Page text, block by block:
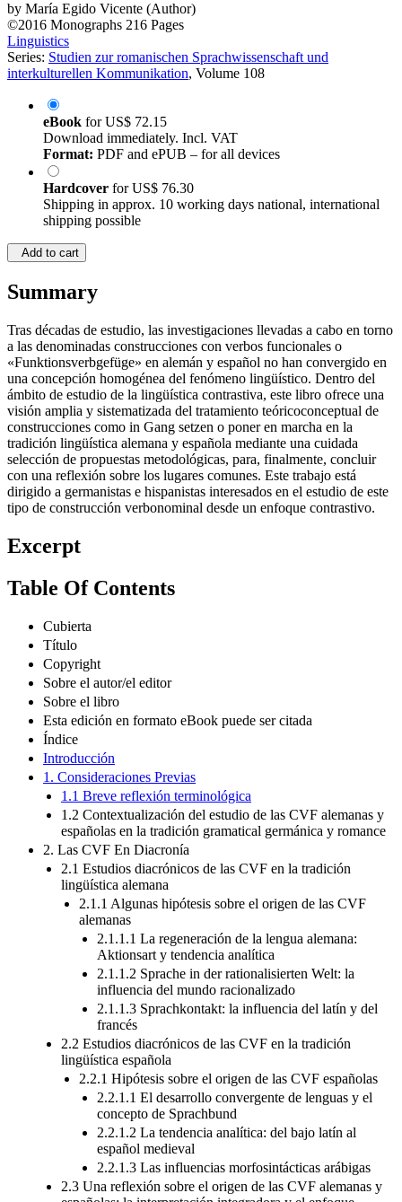
©2016 Monographs 216 Pages
Linguistics
Series:Studien zur romanischen Sprachwissenschaft und
interkulturellen Kommunikation , Volume 108
eBook
Download immediately. Incl. VAT
Format:PDF and ePUB – for all devices
Hardcover
Shipping in approx. 10 working days national, international
shipping possible
a las denominadas construcciones con verbos funcionales o
«Funktionsverbgefüge» en alemán y español no han convergido en
una concepción homogénea del fenómeno lingüístico. Dentro del
ámbito de estudio de la lingüística contrastiva, este libro ofrece una
visión amplia y sistematizada del tratamiento teóricoconceptual de
construcciones como in Gang setzen o poner en marcha en la
tradición lingüística alemana y española mediante una cuidada
selección de propuestas metodológicas, para, finalmente, concluir
con una reflexión sobre los lugares comunes. Este trabajo está
dirigido a germanistas e hispanistas interesados en el estudio de este
tipo de construcción verbonominal desde un enfoque contrastivo.
Título
Copyright
Sobre el autor/el editor
Sobre el libro
Esta edición en formato eBook puede ser citada
Índice
Introducción
1. Consideraciones Previas
1.1 Breve reflexión terminológica
1.2 Contextualización del estudio de las CVF alemanas y
españolas en la tradición gramatical germánica y romance
2. Las CVF En Diacronía
2.1 Estudios diacrónicos de las CVF en la tradición
lingüística alemana
2.1.1 Algunas hipótesis sobre el origen de las CVF
alemanas
2.1.1.1 La regeneración de la lengua alemana:
Aktionsart y tendencia analítica
2.1.1.2 Sprache in der rationalisierten Welt: la
influencia del mundo racionalizado
2.1.1.3 Sprachkontakt: la influencia del latín y del
francés
2.2 Estudios diacrónicos de las CVF en la tradición
lingüística española
2.2.1 Hipótesis sobre el origen de las CVF españolas
2.2.1.1 El desarrollo convergente de lenguas y el
concepto de Sprachbund
2.2.1.2 La tendencia analítica: del bajo latín al
español medieval
2.2.1.3 Las influencias morfosintácticas arábigas
2.3 Una reflexión sobre el origen de las CVF alemanas y
españolas: la interpretación integradora y el enfoque